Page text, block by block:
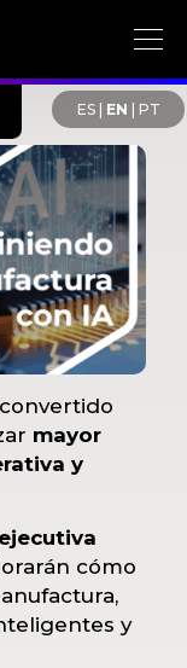
ES| EN PT
mayor
y
cómo
y